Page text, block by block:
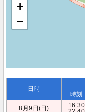
+
−
日時
時刻
8月9日(日)
16:30